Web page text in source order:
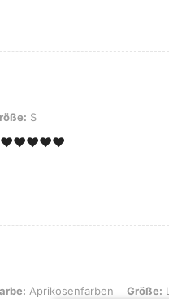
S
Größe: L
Aprikosenfarben Größe: L